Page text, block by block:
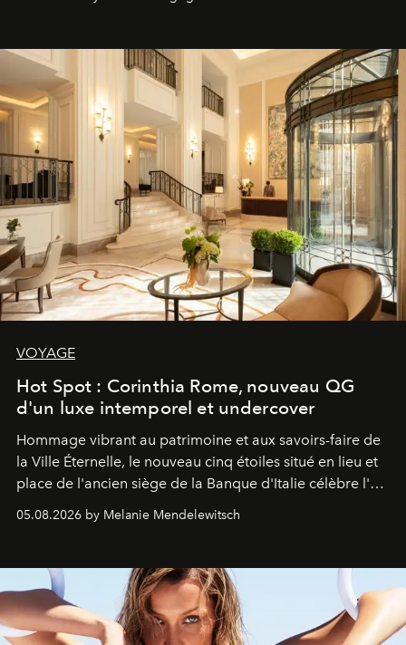
VOYAGE
Hot Spot : Corinthia Rome, nouveau QG
d'un luxe intemporel et undercover
Hommage vibrant au patrimoine et aux savoirs-faire de
la Ville Éternelle, le nouveau cinq étoiles situé en lieu et
place de l'ancien siège de la Banque d'Italie célèbre l'art
05.08.2026 by Melanie Mendelewitsch